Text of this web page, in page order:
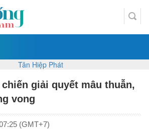
giải quyết mâu thuẫn,
vong
(GMT+7)